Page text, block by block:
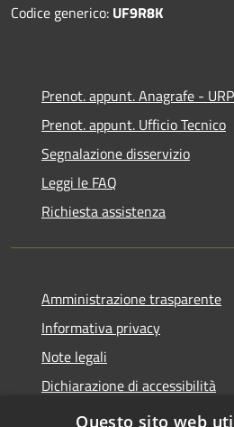
Codice generico: UF9R8K
Prenot. appunt. Anagrafe - URP
Prenot. appunt. Ufficio Tecnico
Segnalazione disservizio
Leggi le FAQ
Richiesta assistenza
Amministrazione trasparente
Informativa privacy
Note legali
Dichiarazione di accessibilità
Whistleblowing
Questo sito web